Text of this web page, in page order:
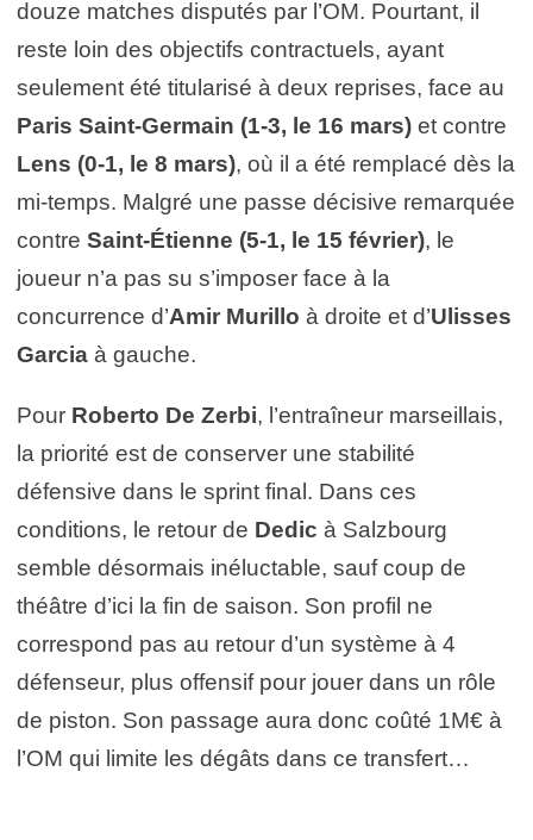
douze matches disputés par l’OM. Pourtant, il
reste loin des objectifs contractuels, ayant
seulement été titularisé à deux reprises, face au
Paris Saint-Germain (1-3, le 16 mars) et contre
Lens (0-1, le 8 mars), où il a été remplacé dès la
mi-temps. Malgré une passe décisive remarquée
contre Saint-Étienne (5-1, le 15 février), le
joueur n’a pas su s’imposer face à la
concurrence d’Amir Murillo à droite et d’Ulisses
Garcia à gauche.
Pour Roberto De Zerbi, l’entraîneur marseillais,
la priorité est de conserver une stabilité
défensive dans le sprint final. Dans ces
conditions, le retour de Dedic à Salzbourg
semble désormais inéluctable, sauf coup de
théâtre d’ici la fin de saison. Son profil ne
correspond pas au retour d’un système à 4
défenseur, plus offensif pour jouer dans un rôle
de piston. Son passage aura donc coûté 1M€ à
l’OM qui limite les dégâts dans ce transfert…